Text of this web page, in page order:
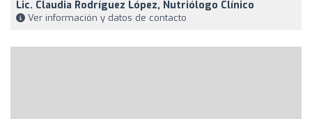
Lic. Claudia Rodríguez López, Nutriólogo Clínico
Ver información y datos de contacto